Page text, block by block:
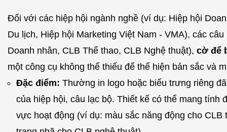
Đối với các hiệp hội ngành nghề (ví dụ: Hiệp hội
Du lịch, Hiệp hội Marketing Việt Nam - VMA), các câu
Doanh nhân, CLB Thể thao, CLB Nghệ thuật), cờ để
một công cụ không thể thiếu để thể hiện bản sắc và
Đặc điểm: Thường in logo hoặc biểu trưng riêng
của hiệp hội, câu lạc bộ. Thiết kế có thể mang tính
vực hoạt động (ví dụ: màu sắc năng động cho CLB